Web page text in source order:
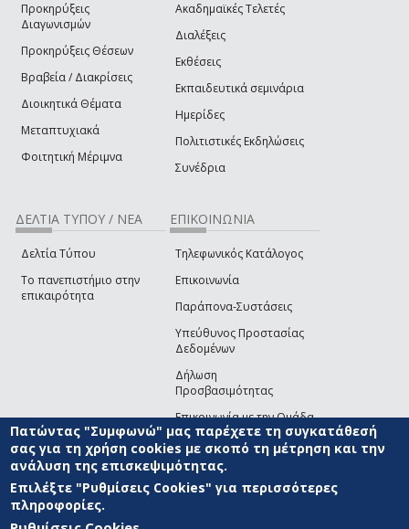
Προκηρύξεις
Διαγωνισμών
Προκηρύξεις Θέσεων
Βραβεία / Διακρίσεις
Διοικητικά Θέματα
Μεταπτυχιακά
Φοιτητική Μέριμνα
Ακαδημαϊκές Τελετές
Διαλέξεις
Εκθέσεις
Εκπαιδευτικά σεμινάρια
Ημερίδες
Πολιτιστικές Εκδηλώσεις
Συνέδρια
ΔΕΛΤΙΑ ΤΥΠΟΥ / ΝΕΑ
Δελτία Τύπου
Το πανεπιστήμιο στην
επικαιρότητα
ΕΠΙΚΟΙΝΩΝΙΑ
Τηλεφωνικός Κατάλογος
Επικοινωνία
Παράπονα-Συστάσεις
Υπεύθυνος Προστασίας
Δεδομένων
Δήλωση
Προσβασιμότητας
Επικοινωνία με την Ομάδα
Ανάπτυξης του site(link sends e-mail)
© ΠΑΝΕΠΙΣΤΗΜΙΟ ΑΙΓΑΙΟΥ ΟΡΟΙ ΧΡΗΣΗΣ
ΑΝΑΠΤΥΞΗΣ
Πατώντας "Συμφωνώ" μας παρέχετε τη συγκατάθεσή
σας για τη χρήση cookies με σκοπό τη μέτρηση και την
ανάλυση της επισκεψιμότητας.
Επιλέξτε "Ρυθμίσεις Cookies" για περισσότερες
πληροφορίες.